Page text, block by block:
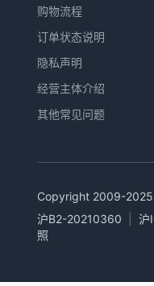
购物流程
订单状态说明
隐私声明
经营主体介绍
其他常见问题
Copyright 2009-2025
沪B2-20210360
沪
照